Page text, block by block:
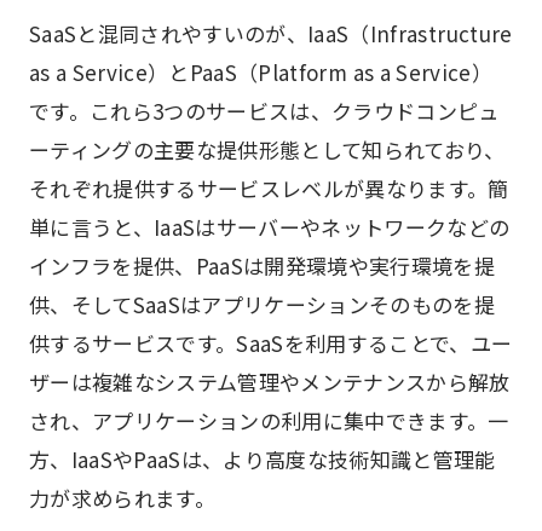
SaaSと混同されやすいのが、IaaS（Infrastructure
as a Service）とPaaS（Platform as a Service）
です。これら3つのサービスは、クラウドコンピュ
ーティングの主要な提供形態として知られており、
それぞれ提供するサービスレベルが異なります。簡
単に言うと、IaaSはサーバーやネットワークなどの
インフラを提供、PaaSは開発環境や実行環境を提
供、そしてSaaSはアプリケーションそのものを提
供するサービスです。SaaSを利用することで、ユー
ザーは複雑なシステム管理やメンテナンスから解放
され、アプリケーションの利用に集中できます。一
方、IaaSやPaaSは、より高度な技術知識と管理能
力が求められます。